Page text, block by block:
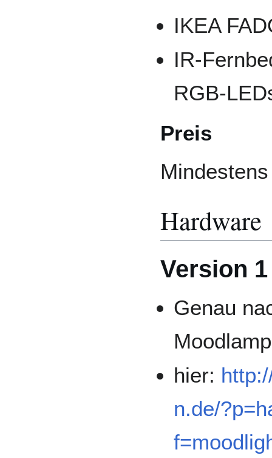
IKEA
IR-
RGB-
Preis
Hardware
Version 1
Genau
Moodlamp
hier:
n.de/